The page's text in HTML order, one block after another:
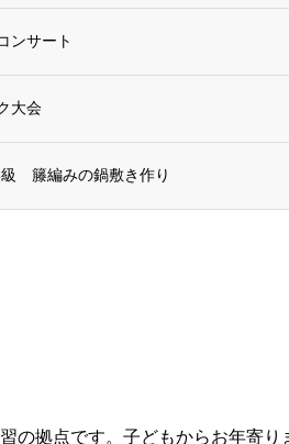
ンサート
大会
級 籐編みの鍋敷き作り
の拠点です。子どもからお年寄